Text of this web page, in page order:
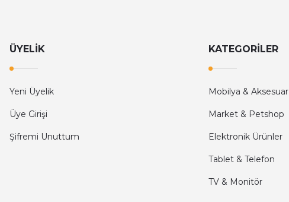
kargo hızlı
mehmet yıldız | 19/06/2025
seiko astron kordon 7x52
ÜYELİK
Yeni Üyelik
Üye Girişi
Şifremi Unuttum
KATEGORİLER
Mobilya & Aksesuar
Market & Petshop
Elektronik Ürünler
Tablet & Telefon
TV & Monitör